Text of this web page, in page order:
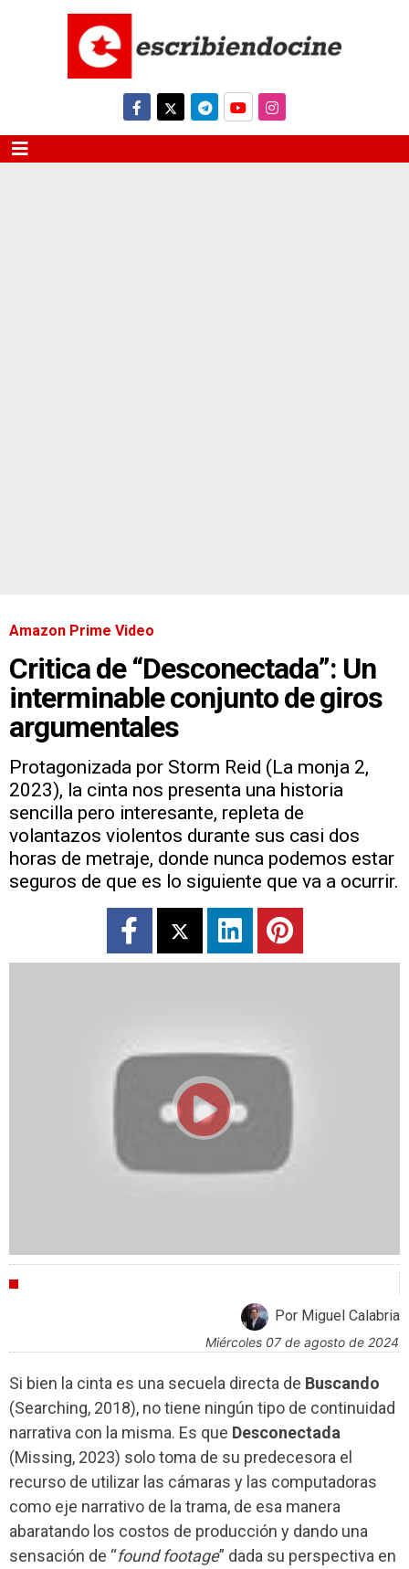
Amazon Prime Video
Critica de “Desconectada”: Un
interminable conjunto de giros
argumentales
Protagonizada por Storm Reid (La monja 2,
2023), la cinta nos presenta una historia
sencilla pero interesante, repleta de
volantazos violentos durante sus casi dos
horas de metraje, donde nunca podemos estar
seguros de que es lo siguiente que va a ocurrir.
Por Miguel Calabria
miércoles 07 de agosto de 2024
Si bien la cinta es una secuela directa de Buscando
(Searching, 2018), no tiene ningún tipo de continuidad
narrativa con la misma. Es que Desconectada
(Missing, 2023) solo toma de su predecesora el
recurso de utilizar las cámaras y las computadoras
como eje narrativo de la trama, de esa manera
abaratando los costos de producción y dando una
sensación de “found footage” dada su perspectiva en